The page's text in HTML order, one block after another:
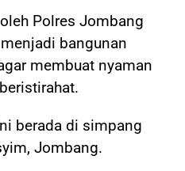
Polres Jombang
bangunan
membuat nyaman
berada di simpang
Jombang.